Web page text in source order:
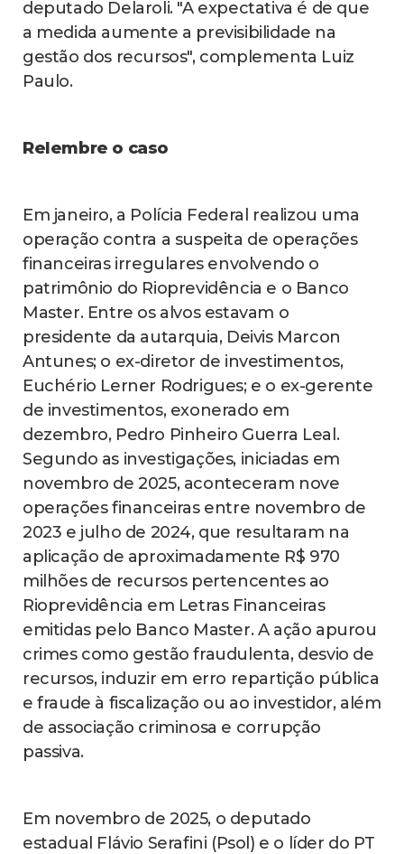
deputado Delaroli. "A expectativa é de que
a medida aumente a previsibilidade na
gestão dos recursos", complementa Luiz
Paulo.
Relembre o caso
Em janeiro, a Polícia Federal realizou uma
operação contra a suspeita de operações
financeiras irregulares envolvendo o
patrimônio do Rioprevidência e o Banco
Master. Entre os alvos estavam o
presidente da autarquia, Deivis Marcon
Antunes; o ex-diretor de investimentos,
Euchério Lerner Rodrigues; e o ex-gerente
de investimentos, exonerado em
dezembro, Pedro Pinheiro Guerra Leal.
Segundo as investigações, iniciadas em
novembro de 2025, aconteceram nove
operações financeiras entre novembro de
2023 e julho de 2024, que resultaram na
aplicação de aproximadamente R$ 970
milhões de recursos pertencentes ao
Rioprevidência em Letras Financeiras
emitidas pelo Banco Master. A ação apurou
crimes como gestão fraudulenta, desvio de
recursos, induzir em erro repartição pública
e fraude à fiscalização ou ao investidor, além
de associação criminosa e corrupção
passiva.
Em novembro de 2025, o deputado
estadual Flávio Serafini (Psol) e o líder do PT